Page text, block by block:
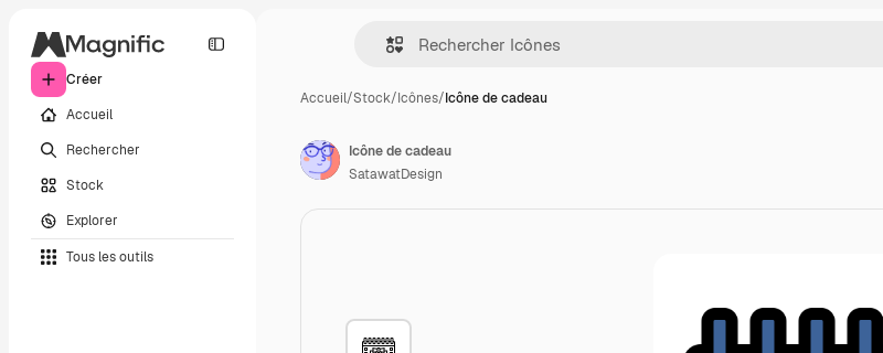
Créer
Accueil
Rechercher
Stock
Explorer
Tous les outils
Accueil/Stock/Icônes/Icône de cadeau
Icône de cadeau
SatawatDesign